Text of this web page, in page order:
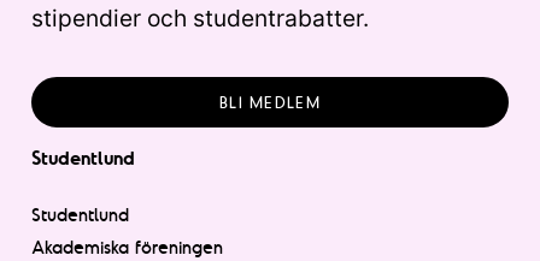
stipendier och studentrabatter.
BLI MEDLEM
Studentlund
Studentlund
Akademiska föreningen